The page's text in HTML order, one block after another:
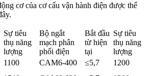
cơ của cơ cấu vận hành điện được thể
Sự tiêu
thụ năng
lượng
Bộ ngắt
mạch phân
phối điện
Bắt đầu
từ hiện
tại
Sự tiêu
thụ năng
lượng
1100 CAM6-400 ≤5,7
1200